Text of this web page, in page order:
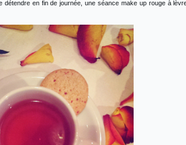
en fin de journée, une séance make up rouge à